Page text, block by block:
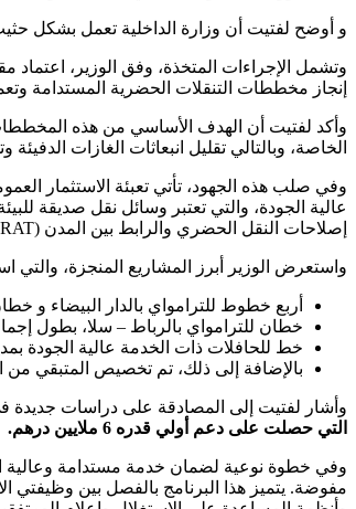
و أوضح لفتيت أن وزارة الداخلية تعمل بشكل
وتشمل الإجراءات المتخذة، وفق الوزير، اعتماد
إنجاز مخططات التنقلات الحضرية المستدامة
وأكد لفتيت أن الهدف الأساسي من هذه
الخاصة، وبالتالي تقليل انبعاثات الغازات
وفي صلب هذه الجهود، تأتي تعبئة الاستثمار
عالية الجودة، والتي تعتبر وسائل نقل صديقة
إصلاحات النقل الحضري والرابط بين المدن (FRAT)، الذي تم تخصيص ما يقارب 9,77 مليار درهم له حتى نهاية دجنبر 2024.
واستعرض الوزير أبرز المشاريع المنجزة،
أربع خطوط للترامواي بالدار البيضاء و خطان للحافلات ذات الخدمة
خطان للترامواي بالرباط – سلا، بطول إجمالي 26,6 كلم، حيث تم تخصيص 1,8 مليار درهم لهما (18% من المبلغ الإجمالي
خط للحافلات ذات الخدمة عالية الجودة بمدينة أكادير، في المراحل النهائية
بالإضافة إلى ذلك، تم تخصيص المتبقي
وأشار لفتيت إلى المصادقة على دراسات جديدة في مدن الرباط، سلا، تمارة، وأكادير،
التي حصلت على دعم أولي قدره 6 ملايين درهم.